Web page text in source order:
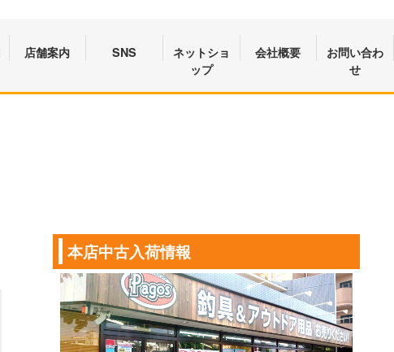
店舗案内 SNS
ネットショ
ップ
会社概要
お問い合わ
せ
本店中古入荷情報